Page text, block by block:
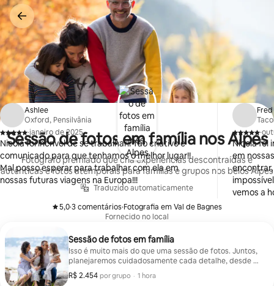
Pular
para
o
conteúdo
Sessão de fotos em família nos Alpes
Fotógrafo premiado que cria experiências descontraídas e
autênticas e fotos atemporais para famílias e grupos nos belos Alpes
Traduzido automaticamente
5,0·3 comentários·Fotografia em Val de Bagnes
Fornecido no local
Sessão de fotos em família
Isso é muito mais do que uma sessão de fotos. Juntos,
planejaremos cuidadosamente cada detalhe, desde a
escolha do local perfeito, da iluminação e das roupas,
até a criação de uma experiência descontraída nos
R$ 2.454 por grupo
R$ 2.454 por grupo
, · 1 hora
Ashlee
Oxford, Pensilvânia
,
·janeiro de 2025
Nicola foi incrível de se trabalhar!! Tão criativo e
comunicado para que tenhamos o melhor lugar!!
Mal posso esperar para trabalhar com ela em
nossas futuras viagens na Europa!!!
Fred
,
·
Nicola foi
em
vemos a